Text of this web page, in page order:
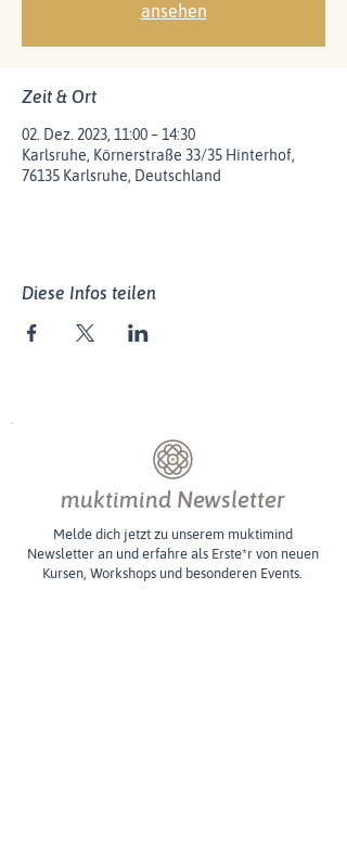
ansehen
Zeit & Ort
02. Dez. 2023, 11:00 – 14:30
Karlsruhe, Körnerstraße 33/35 Hinterhof,
76135 Karlsruhe, Deutschland
Diese Infos teilen
muktimind Newsletter
Melde dich jetzt zu unserem muktimind
Newsletter an und erfahre als Erste*r von neuen
Kursen, Workshops und besonderen Events.